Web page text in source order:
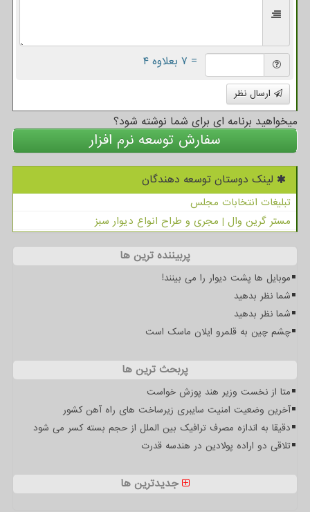
= ۷ بعلاوه ۴
ارسال نظر
میخواهید برنامه ای برای شما نوشته شود؟
سفارش توسعه نرم افزار
لینک دوستان توسعه دهندگان
تبلیغات انتخابات مجلس
مستر گرین وال | مجری و طراح انواع دیوار سبز
پربیننده ترین ها
موبایل ها پشت دیوار را می بینند!
شما نظر بدهید
شما نظر بدهید
چشم چین به قلمرو ایلان ماسک است
پربحث ترین ها
متا از نخست وزیر هند پوزش خواست
آخرین وضعیت امنیت سایبری زیرساخت های راه آهن کشور
دقیقا به اندازه مصرف ترافیک بین الملل از حجم بسته کسر می شود
تلاقی دو اراده پولادین در هندسه قدرت
جدیدترین ها